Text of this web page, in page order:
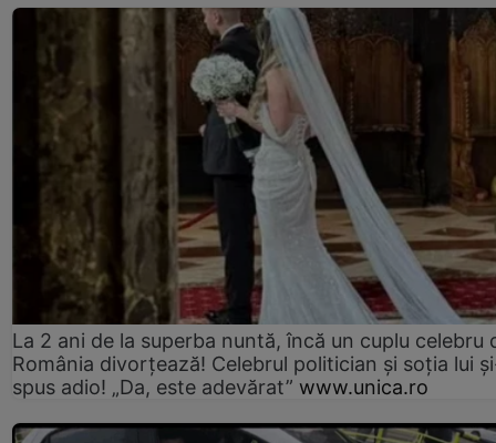
La 2 ani de la superba nuntă, încă un cuplu celebru
România divorțează! Celebrul politician și soția lui
spus adio! „Da, este adevărat” www.unica.ro